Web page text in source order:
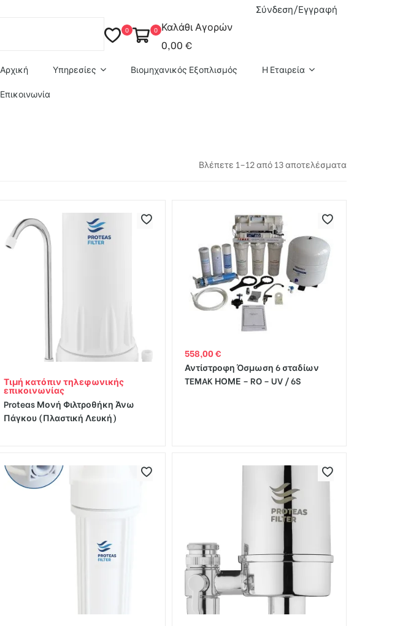
Σύνδεση/Εγγραφή
0 0 Καλάθι Αγορών
0,00 €
Αρχική Υπηρεσίες Βιομηχανικός Εξοπλισμός
Η Εταιρεία
Επικοινωνία
Βλέπετε 1–12 από 13 αποτελέσματα
Τιμή κατόπιν τηλεφωνικής
επικοινωνίας
Proteas Μονή Φιλτροθήκη Άνω
Πάγκου (Πλαστική Λευκή)
558,00€
Αντίστροφη Όσμωση 6 σταδίων
TEMAK ΗΟΜΕ – RO – UV / 6S